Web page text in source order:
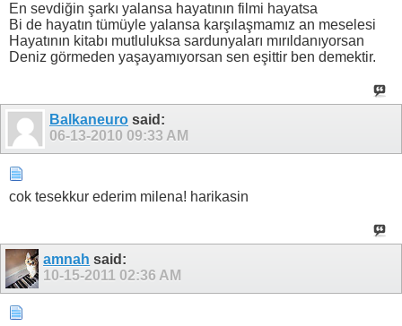
En sevdiğin şarkı yalansa hayatının filmi hayatsa
Bi de hayatın tümüyle yalansa karşılaşmamız an meselesi
Hayatının kitabı mutluluksa sardunyaları mırıldanıyorsan
Deniz görmeden yaşayamıyorsan sen eşittir ben demektir.
Balkaneuro said:
06-13-2010 09:33 AM
cok tesekkur ederim milena! harikasin
amnah said:
10-15-2011 02:36 AM